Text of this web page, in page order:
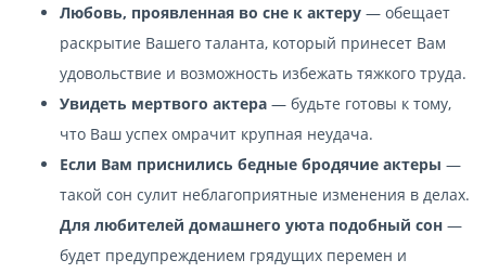
Любовь, проявленная во сне к актеру — обещает
раскрытие Вашего таланта, который принесет Вам
удовольствие и возможность избежать тяжкого труда.
Увидеть мертвого актера — будьте готовы к тому,
что Ваш успех омрачит крупная неудача.
Если Вам приснились бедные бродячие актеры —
такой сон сулит неблагоприятные изменения в делах.
Для любителей домашнего уюта подобный сон —
будет предупреждением грядущих перемен и